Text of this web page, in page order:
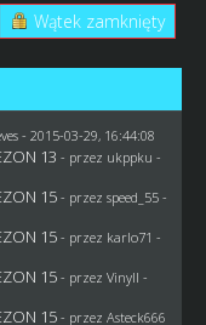
Wątek zamknięty
- 2015-03-29, 16:44:08
13 - przez ukppku -
15 - przez speed_55 -
15 - przez karlo71 -
15 - przez Vinyll -
15 - przez Asteck666